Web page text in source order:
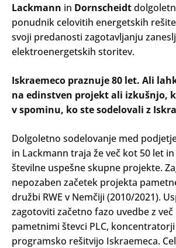
Lackmann in Dornscheidt
ponudnik celovitih energetskih
svoji predanosti zagotavljanju
elektroenergetskih storitev.
Iskraemeco praznuje 80 let. Ali
na edinstven projekt ali izkušnjo,
v spominu, ko ste sodelovali z
Dolgoletno sodelovanje med
in Lackmann traja že več kot 50 let
številne uspešne skupne projekte.
nepozaben začetek projekta
družbi RWE v Nemčiji (2010/2021).
zagotoviti začetno fazo uvedbe z več
pametnimi števci PLC,
programsko rešitvijo Iskraemeca.